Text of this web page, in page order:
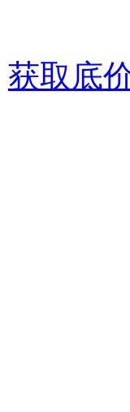
获取底